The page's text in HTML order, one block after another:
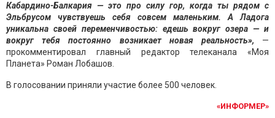
Кабардино-Балкария — это про силу гор, когда ты рядом с
Эльбрусом чувствуешь себя совсем маленьким. А Ладога
уникальна своей переменчивостью: едешь вокруг озера — и
вокруг тебя постоянно возникает новая реальность», —
прокомментировал главный редактор телеканала «Моя
Планета» Роман Лобашов.
В голосовании приняли участие более 500 человек.
«ИНФОРМЕР»